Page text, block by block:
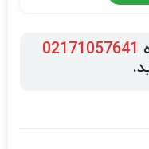
02171057641